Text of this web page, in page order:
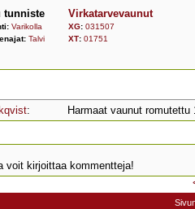
tunniste
Varikolla
Talvi
Virkatarvevaunut
XG: 031507
XT: 01751
: Harmaat vaunut romutettu
voit kirjoittaa kommentteja!